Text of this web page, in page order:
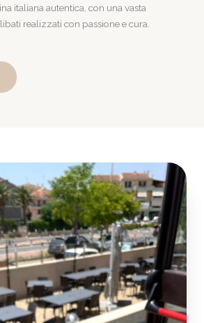
italiana autentica, con una vasta
realizzati con passione e cura.